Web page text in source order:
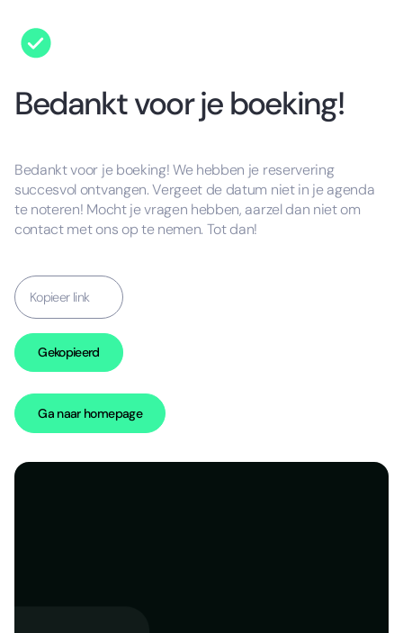
Bedankt voor je boeking!
Bedankt voor je boeking! We hebben je reservering
succesvol ontvangen. Vergeet de datum niet in je agenda
te noteren! Mocht je vragen hebben, aarzel dan niet om
contact met ons op te nemen. Tot dan!
Kopieer link
Gekopieerd
Ga naar homepage